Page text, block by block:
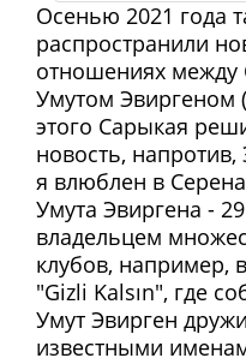
Осенью 2021 года
распространили
отношениях между
Умутом Эвиргеном
этого Сарыкая
новость,
я влюблен в
Умута Эвиргена -
владельцем
клубов, например,
"Gizli Kalsın", где
Умут Эвирген
известными